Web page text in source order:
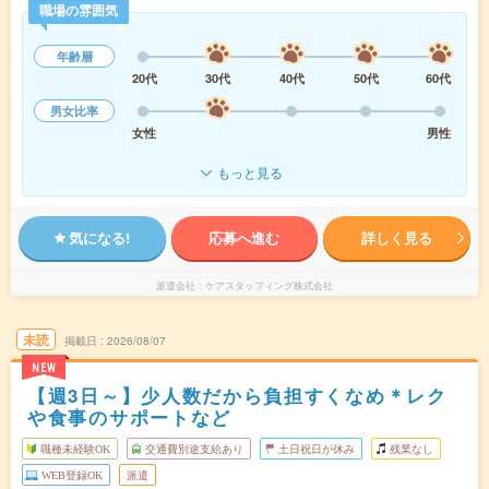
職場の雰囲気
年齢層
20代
30代 40代 50代
60代
男女比率
女性
男性
もっと見る
気になる! 応募へ進む 詳しく見る
派遣会社 ケアスタッフィング株式会社
未読
NEW
掲載日 2026/08/07
【週3日～】少人数だから負担すくなめ＊レク
や食事のサポートなど
職種未経験OK 交通費別途支給あり 土日祝日が休み 残業なし
WEB登録OK 派遣